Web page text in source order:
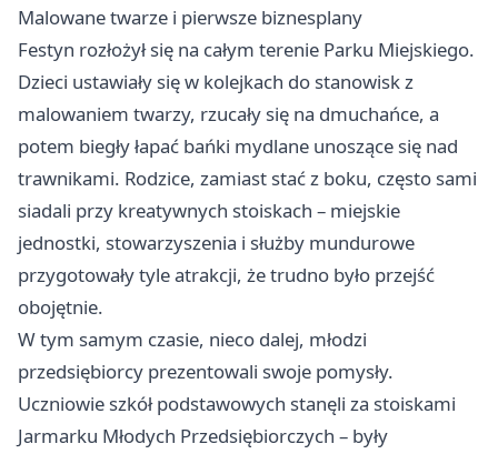
Malowane twarze i pierwsze biznesplany
Festyn rozłożył się na całym terenie Parku Miejskiego.
Dzieci ustawiały się w kolejkach do stanowisk z
malowaniem twarzy, rzucały się na dmuchańce, a
potem biegły łapać bańki mydlane unoszące się nad
trawnikami. Rodzice, zamiast stać z boku, często sami
siadali przy kreatywnych stoiskach – miejskie
jednostki, stowarzyszenia i służby mundurowe
przygotowały tyle atrakcji, że trudno było przejść
obojętnie.
W tym samym czasie, nieco dalej, młodzi
przedsiębiorcy prezentowali swoje pomysły.
Uczniowie szkół podstawowych stanęli za stoiskami
Jarmarku Młodych Przedsiębiorczych – były